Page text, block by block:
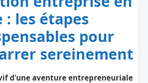
: les étapes
pour
sereinement
d’une aventure entrepreneuriale